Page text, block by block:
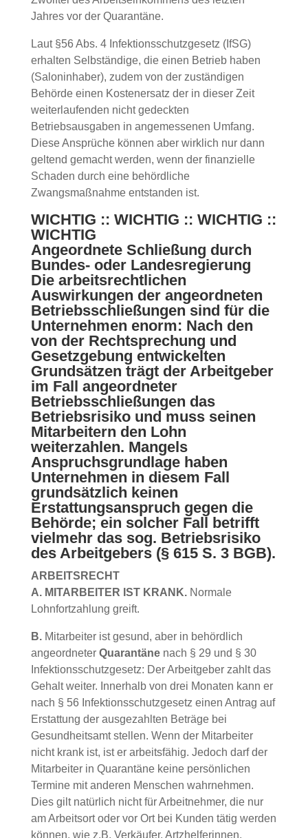
Jahres vor der Quarantäne.
Laut §56 Abs. 4 Infektionsschutzgesetz (IfSG)
erhalten Selbständige, die einen Betrieb haben
(Saloninhaber), zudem von der zuständigen
Behörde einen Kostenersatz der in dieser Zeit
weiterlaufenden nicht gedeckten
Betriebsausgaben in angemessenen Umfang.
Diese Ansprüche können aber wirklich nur dann
geltend gemacht werden, wenn der finanzielle
Schaden durch eine behördliche
Zwangsmaßnahme entstanden ist.
WICHTIG :: WICHTIG :: WICHTIG ::
WICHTIG
Angeordnete Schließung durch
Bundes- oder Landesregierung
Die arbeitsrechtlichen
Auswirkungen der angeordneten
Betriebsschließungen sind für die
Unternehmen enorm: Nach den
von der Rechtsprechung und
Gesetzgebung entwickelten
Grundsätzen trägt der Arbeitgeber
im Fall angeordneter
Betriebsschließungen das
Betriebsrisiko und muss seinen
Mitarbeitern den Lohn
weiterzahlen. Mangels
Anspruchsgrundlage haben
Unternehmen in diesem Fall
grundsätzlich keinen
Erstattungsanspruch gegen die
Behörde; ein solcher Fall betrifft
vielmehr das sog. Betriebsrisiko
des Arbeitgebers (§ 615 S. 3 BGB).
ARBEITSRECHT
A. MITARBEITER IST KRANK.Normale
Lohnfortzahlung greift.
B.Mitarbeiter ist gesund, aber in behördlich
angeordneter Quarantänenach § 29 und § 30
Infektionsschutzgesetz: Der Arbeitgeber zahlt das
Gehalt weiter. Innerhalb von drei Monaten kann er
nach § 56 Infektionsschutzgesetz einen Antrag auf
Erstattung der ausgezahlten Beträge bei
Gesundheitsamt stellen. Wenn der Mitarbeiter
nicht krank ist, ist er arbeitsfähig. Jedoch darf der
Mitarbeiter in Quarantäne keine persönlichen
Termine mit anderen Menschen wahrnehmen.
Dies gilt natürlich nicht für Arbeitnehmer, die nur
am Arbeitsort oder vor Ort bei Kunden tätig werden
können, wie z.B. Verkäufer, Artzhelferinnen,